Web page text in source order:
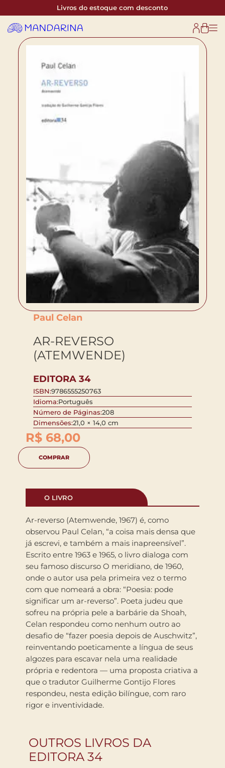
Livros do estoque com desconto
Paul Celan
AR-REVERSO
(ATEMWENDE)
EDITORA 34
ISBN:9786555250763
Idioma:Português
Número de Páginas:208
Dimensões:21,0 × 14,0 cm
R$ 68,00
COMPRAR
O LIVRO
Ar-reverso (Atemwende, 1967) é, como
observou Paul Celan, “a coisa mais densa que
já escrevi, e também a mais inapreensível”.
Escrito entre 1963 e 1965, o livro dialoga com
seu famoso discurso O meridiano, de 1960,
onde o autor usa pela primeira vez o termo
com que nomeará a obra: “Poesia: pode
significar um ar-reverso”. Poeta judeu que
sofreu na própria pele a barbárie da Shoah,
Celan respondeu como nenhum outro ao
desafio de “fazer poesia depois de Auschwitz”,
reinventando poeticamente a língua de seus
algozes para escavar nela uma realidade
própria e redentora — uma proposta criativa a
que o tradutor Guilherme Gontijo Flores
respondeu, nesta edição bilíngue, com raro
rigor e inventividade.
OUTROS LIVROS DA
EDITORA 34